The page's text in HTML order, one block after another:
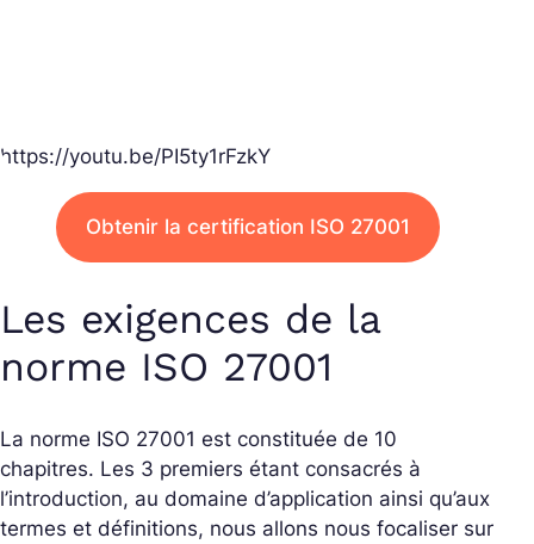
https://youtu.be/PI5ty1rFzkY
Obtenir la certification ISO 27001
Les exigences de la
norme ISO 27001
La norme ISO 27001 est constituée de 10
chapitres. Les 3 premiers étant consacrés à
l’introduction, au domaine d’application ainsi qu’aux
termes et définitions, nous allons nous focaliser sur